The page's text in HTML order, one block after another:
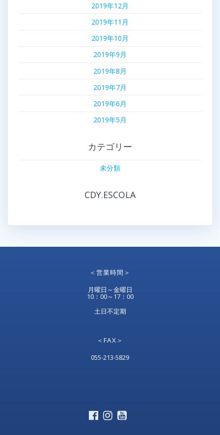
2019年12月
2019年11月
2019年10月
2019年9月
2019年8月
2019年7月
2019年6月
2019年5月
カテゴリー
未分類
CDY.ESCOLA
＜営業時間＞
月曜日～金曜日
10：00～17：00
土日不定期
＜FAX＞
055-213-5829